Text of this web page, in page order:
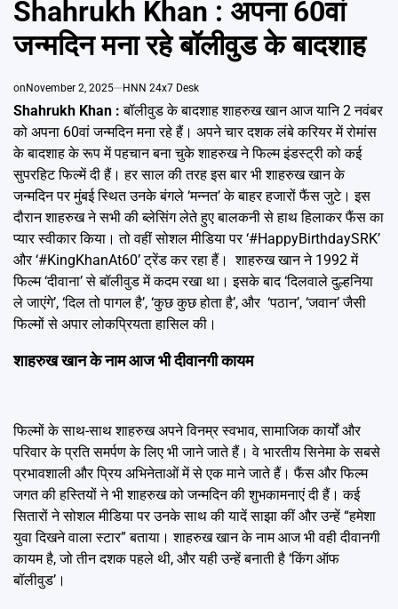
Shahrukh Khan : अपना 60वां
जन्मदिन मना रहे बॉलीवुड के बादशाह
onNovember 2, 2025 HNN 24x7 Desk
Shahrukh Khan : बॉलीवुड के बादशाह शाहरुख खान आज यानि 2 नवंबर
को अपना 60वां जन्मदिन मना रहे हैं। अपने चार दशक लंबे करियर में रोमांस
के बादशाह के रूप में पहचान बना चुके शाहरुख ने फिल्म इंडस्ट्री को कई
सुपरहिट फिल्में दी हैं। हर साल की तरह इस बार भी शाहरुख खान के
जन्मदिन पर मुंबई स्थित उनके बंगले ‘मन्नत’ के बाहर हजारों फैंस जुटे। इस
दौरान शाहरुख ने सभी की ब्लेसिंग लेते हुए बालकनी से हाथ हिलाकर फैंस का
प्यार स्वीकार किया। तो वहीं सोशल मीडिया पर ‘#HappyBirthdaySRK’
और ‘#KingKhanAt60’ ट्रेंड कर रहा हैं। शाहरुख खान ने 1992 में
फिल्म ‘दीवाना’ से बॉलीवुड में कदम रखा था। इसके बाद ‘दिलवाले दुल्हनिया
ले जाएंगे’, ‘दिल तो पागल है’, ‘कुछ कुछ होता है’, और ‘पठान’, ‘जवान’ जैसी
फिल्मों से अपार लोकप्रियता हासिल की।
शाहरुख खान के नाम आज भी दीवानगी कायम
फिल्मों के साथ-साथ शाहरुख अपने विनम्र स्वभाव, सामाजिक कार्यों और
परिवार के प्रति समर्पण के लिए भी जाने जाते हैं। वे भारतीय सिनेमा के सबसे
प्रभावशाली और प्रिय अभिनेताओं में से एक माने जाते हैं। फैंस और फिल्म
जगत की हस्तियों ने भी शाहरुख को जन्मदिन की शुभकामनाएं दी हैं। कई
सितारों ने सोशल मीडिया पर उनके साथ की यादें साझा कीं और उन्हें “हमेशा
युवा दिखने वाला स्टार” बताया। शाहरुख खान के नाम आज भी वही दीवानगी
कायम है, जो तीन दशक पहले थी, और यही उन्हें बनाती है ‘किंग ऑफ
बॉलीवुड’।